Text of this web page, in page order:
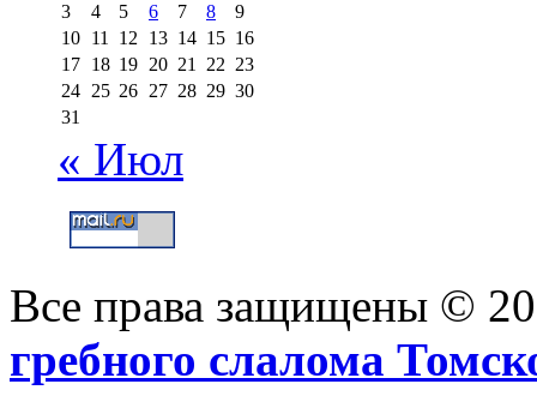
3
4 5 6 7 8
9
10 11 12 13 14 15 16
17 18 19 20 21 22 23
24 25 26 27 28 29 30
31
« Июл
Все права защищены ©
гребного слалома